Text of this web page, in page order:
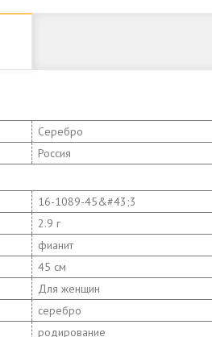
Серебро
Россия
16-1089-45&#43;3
2.9 г
фианит
45 см
Для женщин
серебро
родирование